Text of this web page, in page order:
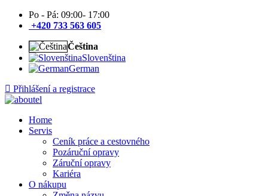
Po - Pá: 09:00- 17:00
+420 733 563 605
Čeština
Slovenština
German
Přihlášení a registrace
Home
Servis
Ceník práce a cestovného
Pozáruční opravy
Záruční opravy
Kariéra
O nákupu